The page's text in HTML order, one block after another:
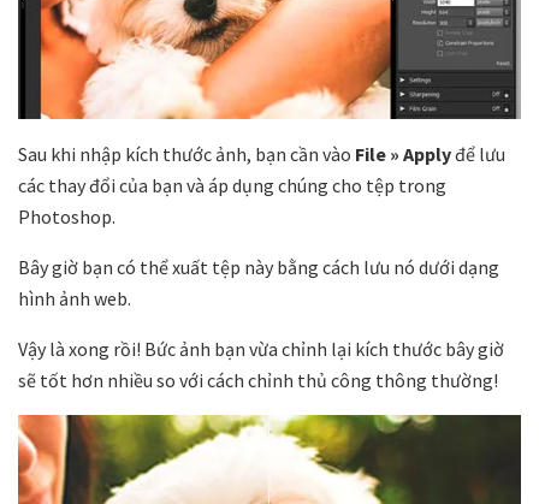
Sau khi nhập kích thước ảnh, bạn cần vào File » Applyđể lưu
các thay đổi của bạn và áp dụng chúng cho tệp trong
Photoshop.
Bây giờ bạn có thể xuất tệp này bằng cách lưu nó dưới dạng
hình ảnh web.
Vậy là xong rồi! Bức ảnh bạn vừa chỉnh lại kích thước bây giờ
sẽ tốt hơn nhiều so với cách chỉnh thủ công thông thường!